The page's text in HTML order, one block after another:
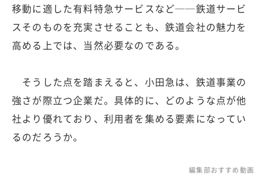
移動に適した有料特急サービスなど──鉄道サービ
スそのものを充実させることも、鉄道会社の魅力を
高める上では、当然必要なのである。
そうした点を踏まえると、小田急は、鉄道事業の
強さが際立つ企業だ。具体的に、どのような点が他
社より優れており、利用者を集める要素になってい
るのだろうか。
編集部おすすめ動画